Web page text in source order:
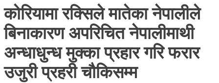
कोरियामा रक्सिले मातेका नेपालीले
बिनाकारण अपरिचित नेपालीमाथी
अन्धाधुन्ध मुक्का प्रहार गरि फरार
उजुरी प्रहरी चौकिसम्म